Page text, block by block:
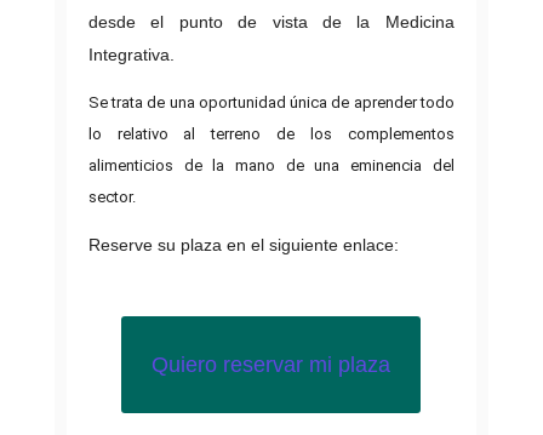
desde el punto de vista de la Medicina
Integrativa.
Se trata de una oportunidad única de aprender todo
lo relativo al terreno de los complementos
alimenticios de la mano de una eminencia del
sector.
Reserve su plaza en el siguiente enlace:
Quiero reservar mi plaza